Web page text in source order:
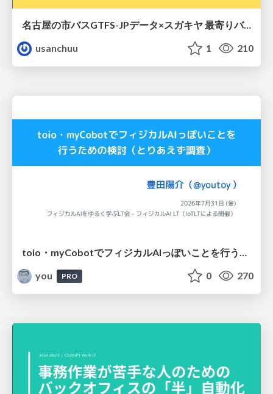
名古屋の市バスGTFS-JPデータ×スガキヤ 最寄りバス停検索をAmazon ElastiCache Serverless for Valkeyで最適化する
usanchuu
1 210
toio・myCobotでフィジカルAIっぽいことを行うための検討（とりあえず調査） / フィジカルAI LT（IoTLTによる開催）
you
PRO 0 270